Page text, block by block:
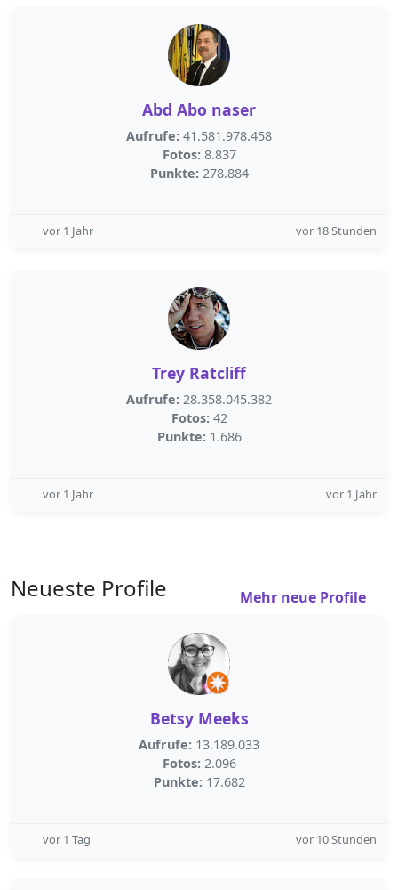
Abd Abo naser
Aufrufe: 41.581.978.458
Fotos: 8.837
Punkte: 278.884
vor 1 Jahr vor 18 Stunden
Trey Ratcliff
Aufrufe: 28.358.045.382
Fotos: 42
Punkte: 1.686
vor 1 Jahr vor 1 Jahr
Neueste Profile Mehr neue Profile
Betsy Meeks
Aufrufe: 13.189.033
Fotos: 2.096
Punkte: 17.682
vor 1 Tag vor 10 Stunden